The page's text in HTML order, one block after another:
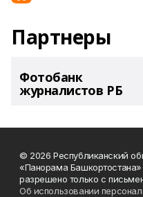
Партнеры
Фотобанк
журналистов РБ
© 2026 Республиканский
«Панорама
разрешено только с
Об использовании